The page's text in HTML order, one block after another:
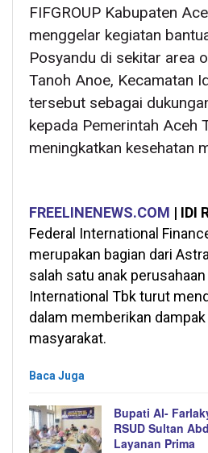
FIFGROUP Kabupaten
menggelar kegiatan
Posyandu di sekitar area
Tanoh Anoe, Kecamatan
tersebut sebagai
kepada Pemerintah Aceh
meningkatkan kesehatan
FREELINENEWS.COM | IDI
Federal International
merupakan bagian dari
salah satu anak
International Tbk turut
dalam memberikan
masyarakat.
Baca Juga
Bupati Al-
RSUD Sultan
Layanan Prima